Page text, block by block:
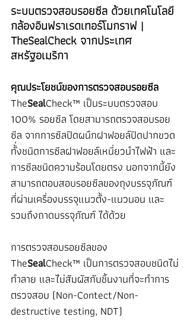
ระบบตรวจสอบรอยซีล ด้วยเทคโนโลยี
กล้องอินฟราเรดเทอร์โมกราฟ |
TheSealCheck จากประเทศ
สหรัฐอเมริกา
คุณประโยชน์ของการตรวจสอบรอยซีล
TheSealCheck™ เป็นระบบตรวจสอบ
100% รอยซีล โดยสามารถตรวจสอบรอย
ซีล จากการซีลปิดผนึกฝาฟอยล์ปิดปากขวด
ทั้่งชนิดการซีลฝาฟอยล์เหนี่ยวนำไฟฟ้า และ
การซีลชนิดความร้อนโดยตรง นอกจากนี้ยัง
สามารถตอบสอบรอยซีลของถุงบรรจุภัณฑ์
ที่ผ่านเครื่องบรรจุแนวตั้ง-แนวนอน และ
รวมถึงถาดบรรจุภัณฑ์ ได้ด้วย
การตรวจสอบรอยซีลของ
TheSealCheck™ เป็นการตรวจสอบชนิดไม่
ทำลาย และไม่สัมผัสกับชิ้นงานที่จะทำการ
ตรวจสอบ (Non-Contect/Non-
destructive testing, NDT)